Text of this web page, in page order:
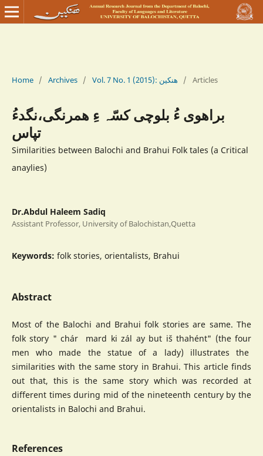
Home / Archives / Vol. 7 No. 1 (2015): ھنکین / Articles
براھوی ءُ بلوچی کسّہ ءِ ھمرنگی،نگدءُ
تپاس
Similarities between Balochi and Brahui Folk tales (a Critical
anaylies)
Dr.Abdul Haleem Sadiq
Assistant Professor, University of Balochistan,Quetta
Keywords: folk stories, orientalists, Brahui
Abstract
Most of the Balochi and Brahui folk stories are same. The
folk story " chár mard ki zál ay but iš thahént" (the four
men who made the statue of a lady) illustrates the
similarities with the same story in Brahui. This article finds
out that, this is the same story which was recorded at
different times during mid of the nineteenth century by the
orientalists in Balochi and Brahui.
References